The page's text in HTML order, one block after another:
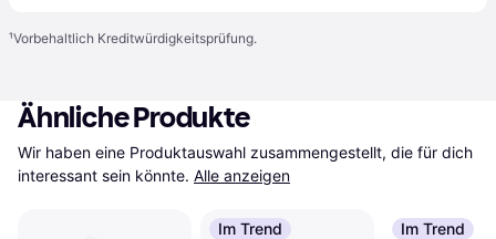
¹Vorbehaltlich Kreditwürdigkeitsprüfung.
Ähnliche Produkte
Wir haben eine Produktauswahl zusammengestellt, die für dich
interessant sein könnte. Alle anzeigen
Im Trend Im Trend